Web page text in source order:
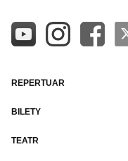
REPERTUAR
BILETY
TEATR